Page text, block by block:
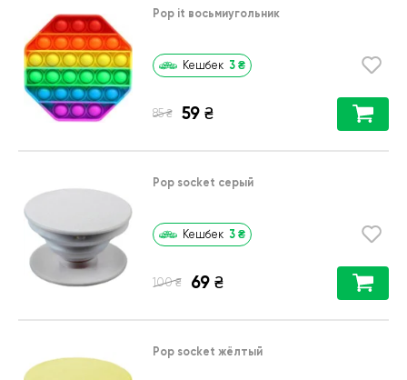
Pop it восьмиугольник
Кешбек 3 ₴
85 ₴ 59 ₴
Pop socket серый
Кешбек 3 ₴
100 ₴ 69 ₴
Pop socket жёлтый